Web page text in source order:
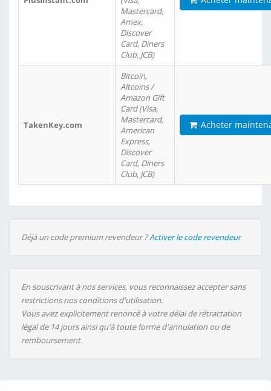
Mastercard,
Amex,
Discover
Card, Diners
Club, JCB)
TakenKey.com
Bitcoin,
Altcoins /
Amazon Gift
Card (Visa,
Mastercard,
American
Express,
Discover
Card, Diners
Club, JCB)
Acheter
Déjà un code premium revendeur ?Activer le code revendeur
En souscrivant à nos services, vous reconnaissez accepter sans
restrictions nos conditions d'utilisation.
Vous avez explicitement renoncé à votre délai de rétractation
légal de 14 jours ainsi qu'à toute forme d'annulation ou de
remboursement.